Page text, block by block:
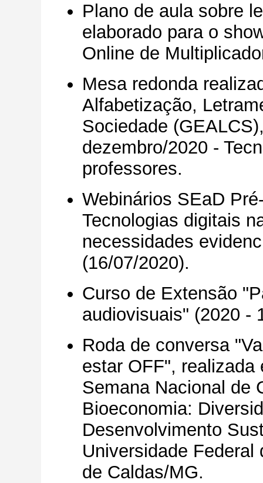
Plano de aula sobre
elaborado para o
Online de
Mesa redonda
Alfabetização,
Sociedade
dezembro/2020 -
professores.
Webinários SEaD
Tecnologias digitais
necessidades
(16/07/2020).
Curso de Extensão
audiovisuais" (2020 -
Roda de conversa
estar OFF", realizada
Semana Nacional de
Bioeconomia:
Desenvolvimento
Universidade
de Caldas/MG.